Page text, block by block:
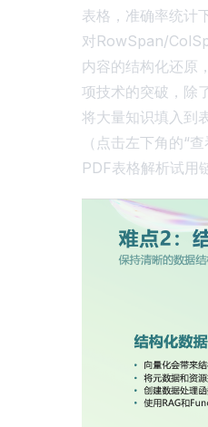
表格，准确率统计
对RowSpan/
内容的结构化还原
项技术的突破，除
将大量知识填入到
（点击左下角的“
PDF表格解析试用